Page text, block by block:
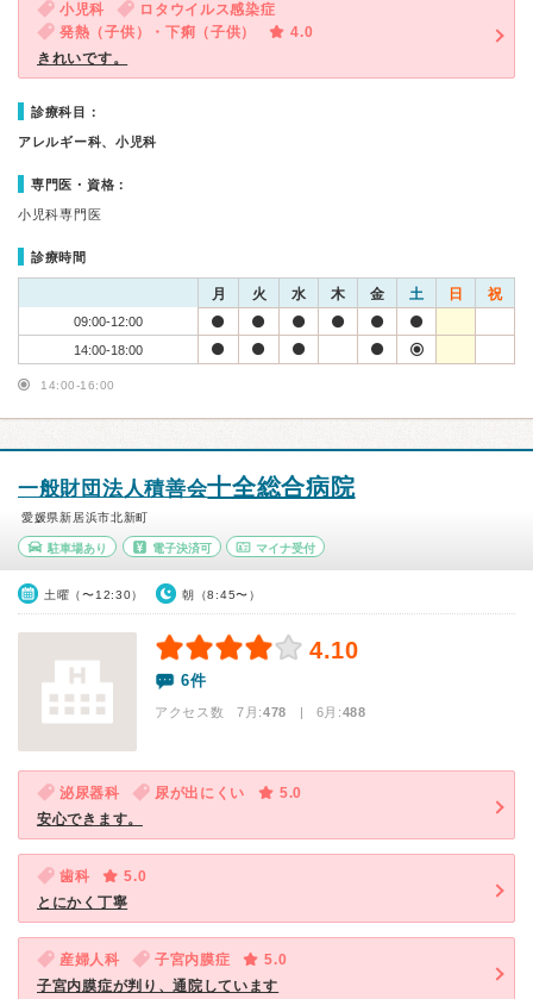
小児科
ロタウイルス感染症
発熱（子供）・下痢（子供）
4.0
きれいです。
診療科目：
アレルギー科、小児科
専門医・資格：
小児科専門医
診療時間
月 火 水 木 金 土 日 祝
09:00-12:00
14:00-18:00
14:00-16:00
一般財団法人積善会十全総合病院
愛媛県新居浜市北新町
駐車場あり 電子決済可 マイナ受付
土曜（〜12:30） 朝（8:45〜）
4.10
6件
アクセス数 7月:478 | 6月:488
泌尿器科 尿が出にくい
5.0
安心できます。
歯科
5.0
とにかく丁寧
産婦人科 子宮内膜症
5.0
子宮内膜症が判り、通院しています